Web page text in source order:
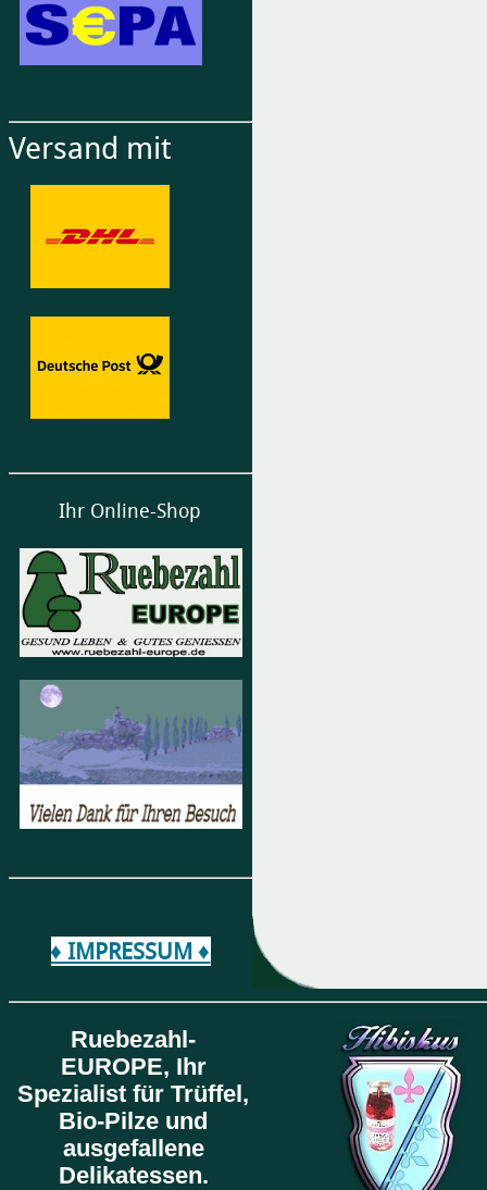
Versand mit
Ihr Online-Shop
♦ IMPRESSUM ♦
Ruebezahl-
EUROPE, Ihr
Spezialist für Trüffel,
Bio-Pilze und
ausgefallene
Delikatessen.